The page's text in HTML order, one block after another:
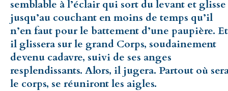
semblable à l’éclair qui sort du levant et glisse
jusqu’au couchant en moins de temps qu’il
n’en faut pour le battement d’une paupière. Et
il glissera sur le grand Corps, soudainement
devenu cadavre, suivi de ses anges
resplendissants. Alors, il jugera. Partout où
le corps, se réuniront les aigles.